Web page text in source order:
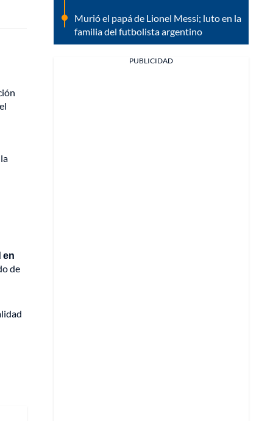
en
de
Murió el papá de Lionel Messi; luto en la
familia del futbolista argentino
PUBLICIDAD